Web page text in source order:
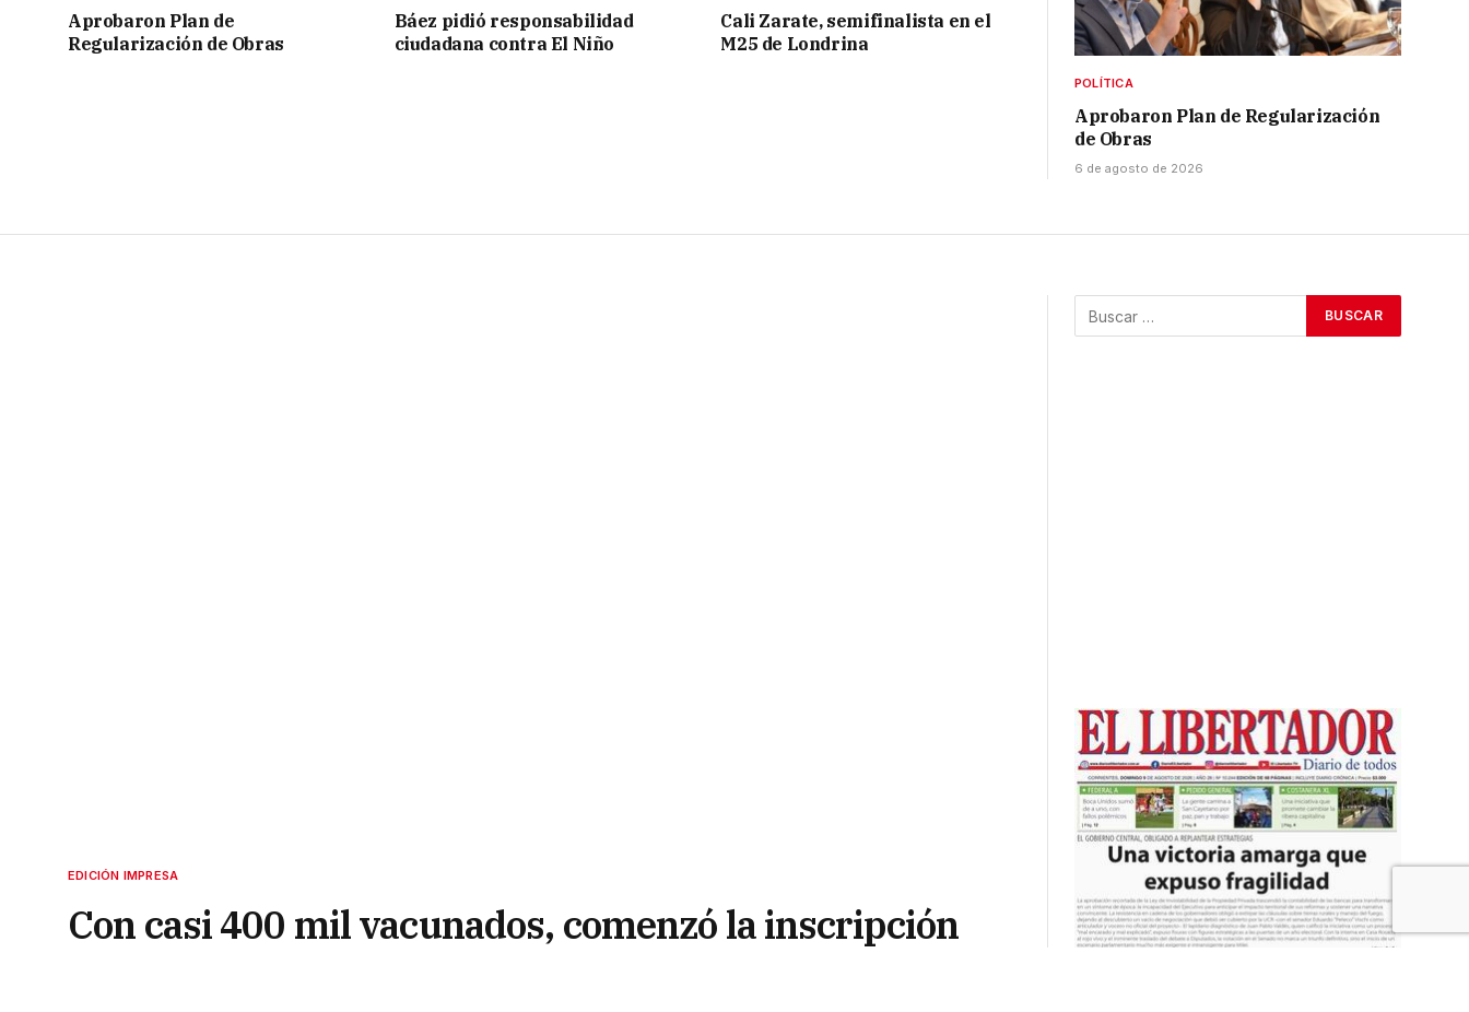
Aprobaron Plan de
Regularización de Obras
Báez pidió responsabilidad
ciudadana contra El Niño
Cali Zarate, semifinalista en el
M25 de Londrina
POLÍTICA
Aprobaron Plan de Regularización
de Obras
6 de agosto de 2026
EDICIÓN IMPRESA
Con casi 400 mil vacunados, comenzó la inscripción